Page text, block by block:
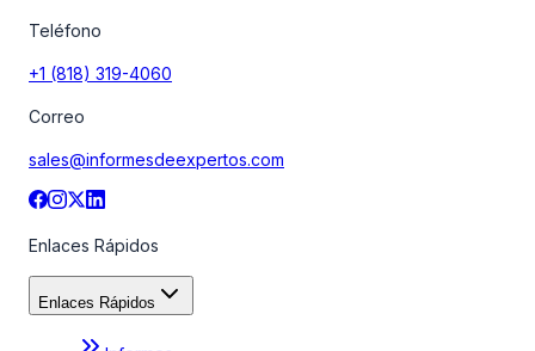
Teléfono
+1 (818) 319-4060
Correo
sales@informesdeexpertos.com
Enlaces Rápidos
Enlaces Rápidos